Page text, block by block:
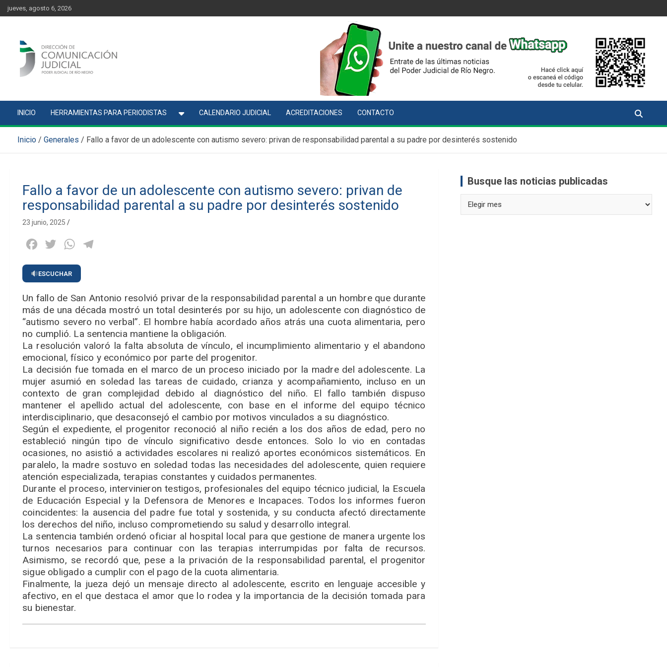
content
Skip
to
jueves, agosto 6, 2026
INICIO HERRAMIENTAS PARA PERIODISTAS CALENDARIO JUDICIAL ACREDITACIONES CONTACTO
Inicio Generales Fallo a favor de un adolescente con autismo severo: privan de responsabilidad parental a su padre por desinterés sostenido
Fallo a favor de un adolescente con autismo severo: privan de
responsabilidad parental a su padre por desinterés sostenido
23 junio, 2025
Facebook
Twitter WhatsApp
ESCUCHAR
Un fallo de San Antonio resolvió privar de la responsabilidad parental a un hombre que durante
más de una década mostró un total desinterés por su hijo, un adolescente con diagnóstico de
“autismo severo no verbal”. El hombre había acordado años atrás una cuota alimentaria, pero
no cumplió. La sentencia mantiene la obligación.
La resolución valoró la falta absoluta de vínculo, el incumplimiento alimentario y el abandono
emocional, físico y económico por parte del progenitor.
La decisión fue tomada en el marco de un proceso iniciado por la madre del adolescente. La
mujer asumió en soledad las tareas de cuidado, crianza y acompañamiento, incluso en un
contexto de gran complejidad debido al diagnóstico del niño. El fallo también dispuso
mantener el apellido actual del adolescente, con base en el informe del equipo técnico
interdisciplinario, que desaconsejó el cambio por motivos vinculados a su diagnóstico.
Según el expediente, el progenitor reconoció al niño recién a los dos años de edad, pero no
estableció ningún tipo de vínculo significativo desde entonces. Solo lo vio en contadas
ocasiones, no asistió a actividades escolares ni realizó aportes económicos sistemáticos. En
paralelo, la madre sostuvo en soledad todas las necesidades del adolescente, quien requiere
atención especializada, terapias constantes y cuidados permanentes.
Durante el proceso, intervinieron testigos, profesionales del equipo técnico judicial, la Escuela
de Educación Especial y la Defensora de Menores e Incapaces. Todos los informes fueron
coincidentes: la ausencia del padre fue total y sostenida, y su conducta afectó directamente
los derechos del niño, incluso comprometiendo su salud y desarrollo integral.
La sentencia también ordenó oficiar al hospital local para que gestione de manera urgente los
turnos necesarios para continuar con las terapias interrumpidas por falta de recursos.
Asimismo, se recordó que, pese a la privación de la responsabilidad parental, el progenitor
sigue obligado a cumplir con el pago de la cuota alimentaria.
Finalmente, la jueza dejó un mensaje directo al adolescente, escrito en lenguaje accesible y
afectivo, en el que destaca el amor que lo rodea y la importancia de la decisión tomada para
su bienestar.
Busque las noticias publicadas
las